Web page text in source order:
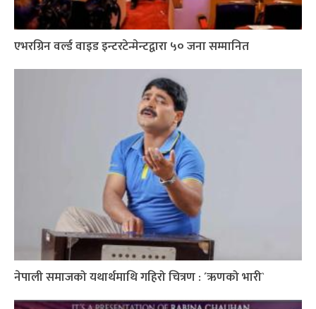
एभरग्रिन वर्ल्ड वाइड इन्टरटेन्मेन्टद्वारा ५० जना सम्मानित
नेपाली समाजको यथार्थमाथि गहिरो चित्रण : ´ऋणको भारी`